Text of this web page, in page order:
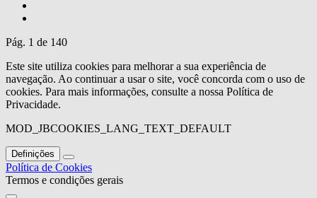
Pág. 1 de 140
Este site utiliza cookies para melhorar a sua experiência de
navegação. Ao continuar a usar o site, você concorda com o uso de
cookies. Para mais informações, consulte a nossa Política de
Privacidade.
MOD_JBCOOKIES_LANG_TEXT_DEFAULT
Definições
Política de Cookies
Termos e condições gerais